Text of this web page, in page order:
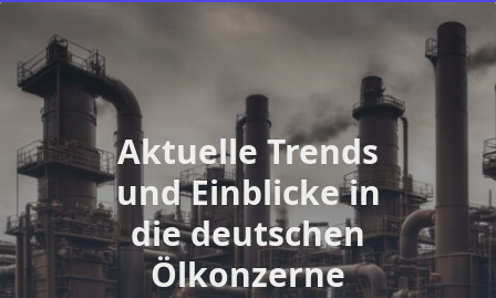
Aktuelle Trends
und Einblicke in
die deutschen
Ölkonzerne